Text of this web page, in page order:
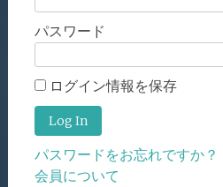
パスワード
ログイン情報を保存
パスワードをお忘れですか？
会員について